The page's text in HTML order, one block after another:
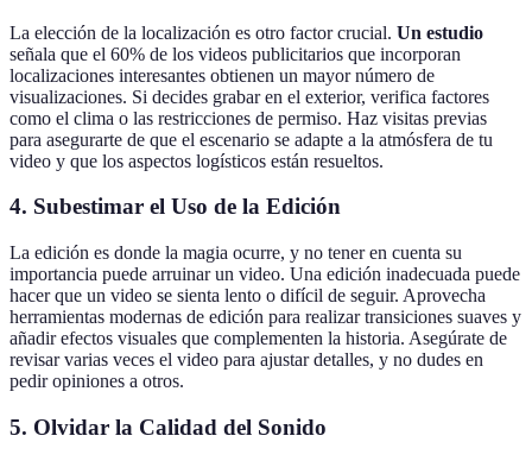
La elección de la localización es otro factor crucial. Un estudio
señala que el 60% de los videos publicitarios que incorporan
localizaciones interesantes obtienen un mayor número de
visualizaciones. Si decides grabar en el exterior, verifica factores
como el clima o las restricciones de permiso. Haz visitas previas
para asegurarte de que el escenario se adapte a la atmósfera de tu
video y que los aspectos logísticos están resueltos.
4. Subestimar el Uso de la Edición
La edición es donde la magia ocurre, y no tener en cuenta su
importancia puede arruinar un video. Una edición inadecuada puede
hacer que un video se sienta lento o difícil de seguir. Aprovecha
herramientas modernas de edición para realizar transiciones suaves y
añadir efectos visuales que complementen la historia. Asegúrate de
revisar varias veces el video para ajustar detalles, y no dudes en
pedir opiniones a otros.
5. Olvidar la Calidad del Sonido